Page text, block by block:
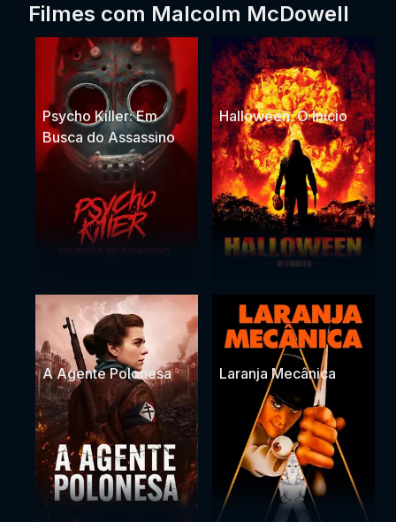
Filmes com Malcolm McDowell
Psycho Killer: Em
Busca do Assassino
Halloween: O Início
A Agente Polonesa Laranja Mecânica